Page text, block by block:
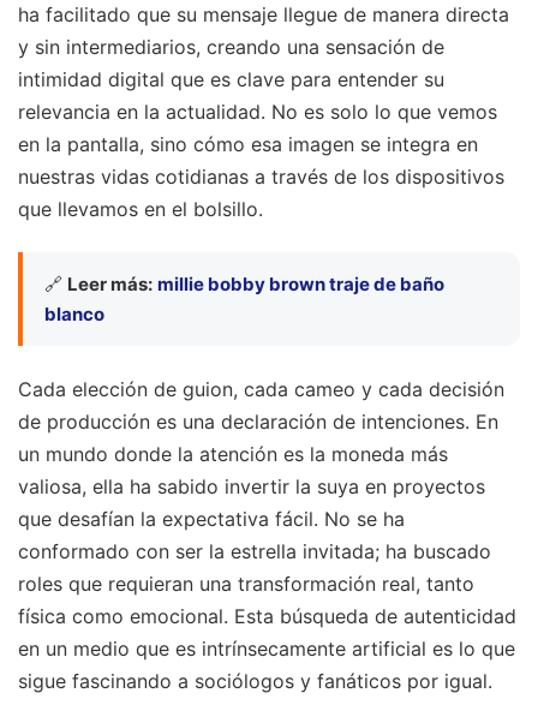
ha facilitado que su mensaje llegue de manera directa
y sin intermediarios, creando una sensación de
intimidad digital que es clave para entender su
relevancia en la actualidad. No es solo lo que vemos
en la pantalla, sino cómo esa imagen se integra en
nuestras vidas cotidianas a través de los dispositivos
que llevamos en el bolsillo.
🔗 Leer más: millie bobby brown traje de baño
blanco
Cada elección de guion, cada cameo y cada decisión
de producción es una declaración de intenciones. En
un mundo donde la atención es la moneda más
valiosa, ella ha sabido invertir la suya en proyectos
que desafían la expectativa fácil. No se ha
conformado con ser la estrella invitada; ha buscado
roles que requieran una transformación real, tanto
física como emocional. Esta búsqueda de autenticidad
en un medio que es intrínsecamente artificial es lo que
sigue fascinando a sociólogos y fanáticos por igual.